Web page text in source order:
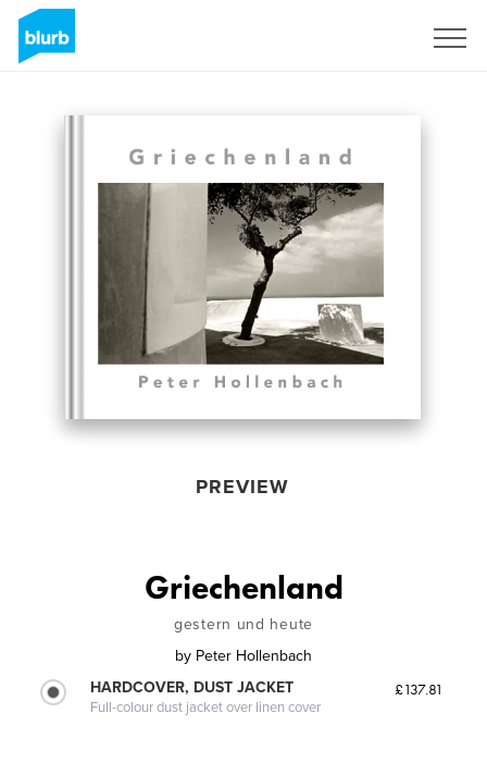
PREVIEW
Griechenland
gestern und heute
by Peter Hollenbach
HARDCOVER, DUST JACKET
Full-colour dust jacket over linen cover
£137.81